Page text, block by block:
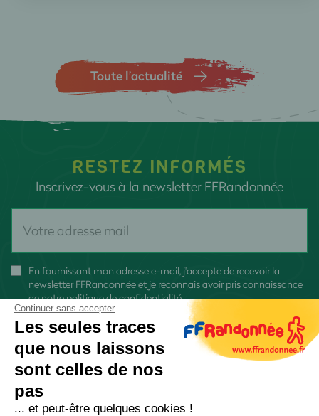
Toute l’actualité
RESTEZ INFORMÉS
Inscrivez-vous à la newsletter FFRandonnée
En fournissant mon adresse e-mail, j'accepte de recevoir la
newsletter FFRandonnée et je reconnais avoir pris connaissance
denotre politique de confidentialité
Continuer sans accepter
Les seules traces
que nous laissons
sont celles de nos
pas
... et peut-être quelques cookies !